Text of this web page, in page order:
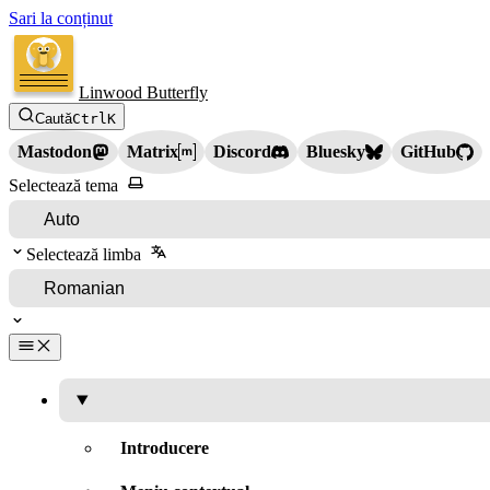
Sari la conținut
Linwood Butterfly
CautăCtrlK
Mastodon Matrix Discord Bluesky
GitHub
Selectează tema
Selectează limba
Introducere